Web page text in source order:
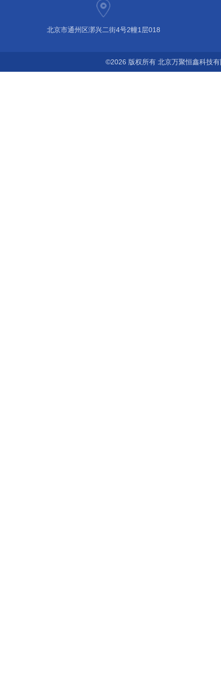
北京市通州区漷兴二街4号2幢1层018
©2026 版权所有 北京万聚恒鑫科技